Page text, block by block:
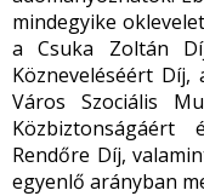
mindegyike
a Csuka Zoltán
Közneveléséért Díj,
Város Szociális
Rendőre Díj,
egyenlő arányban